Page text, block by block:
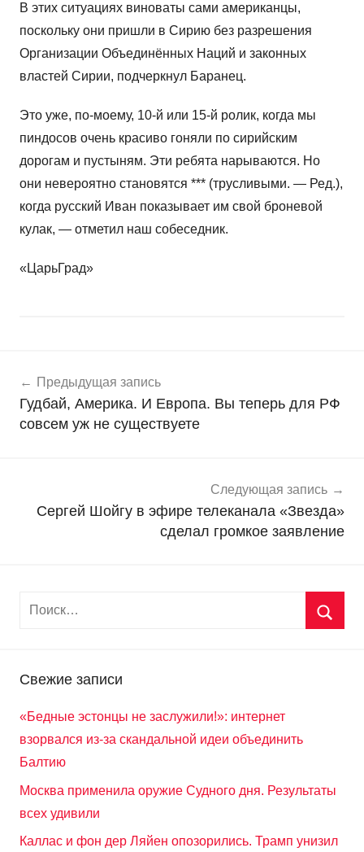
В этих ситуациях виноваты сами американцы,
поскольку они пришли в Сирию без разрешения
Организации Объединённых Наций и законных
властей Сирии, подчеркнул Баранец.
Это уже, по-моему, 10-й или 15-й ролик, когда мы
пиндосов очень красиво гоняли по сирийским
дорогам и пустыням. Эти ребята нарываются. Но
они невероятно становятся *** (трусливыми. — Ред.),
когда русский Иван показывает им свой броневой
кулак, — отметил наш собеседник.
«ЦарьГрад»
о
в
о
по
записям
Предыдущая запись
Гудбай, Америка. И Европа. Вы теперь для РФ
совсем уж не существуете
Следующая запись
Сергей Шойгу в эфире телеканала «Звезда»
сделал громкое заявление
Свежие записи
«Бедные эстонцы не заслужили!»: интернет
взорвался из-за скандальной идеи объединить
Балтию
Москва применила оружие Судного дня. Результаты
всех удивили
Каллас и фон дер Ляйен опозорились. Трамп унизил